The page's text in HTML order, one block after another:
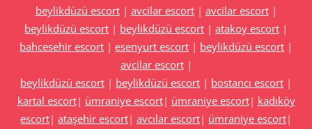
beylikdüzü escort| avcilar escort| avcilar escort|
beylikdüzü escort | beylikdüzü escort | atakoy escort |
bahcesehir escort | esenyurt escort | beylikdüzü escort |
avcilar escort|
beylikdüzü escort | beylikdüzü escort | bostancı escort |
kartal escort| ümraniye escort| ümraniye escort| kadıköy
escort| ataşehir escort| avcılar escort| ümraniye escort|